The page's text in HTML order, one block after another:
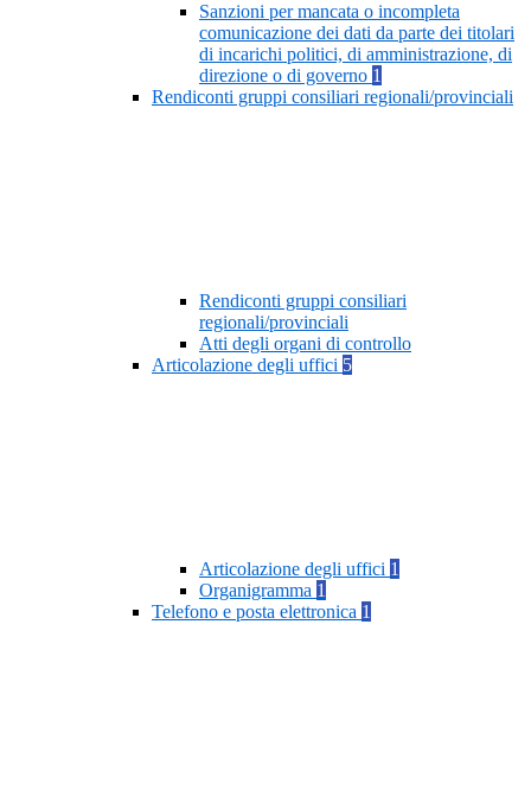
Sanzioni per mancata o incompleta
comunicazione dei dati da parte dei titolari
di incarichi politici, di amministrazione, di
direzione o di governo 1
Rendiconti gruppi consiliari regionali/provinciali
Rendiconti gruppi consiliari
regionali/provinciali
Atti degli organi di controllo
Articolazione degli uffici 5
Articolazione degli uffici 1
Organigramma 1
Telefono e posta elettronica 1